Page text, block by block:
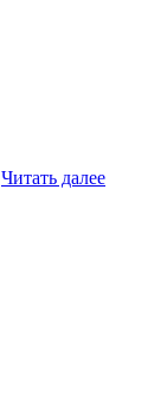
Читать далее